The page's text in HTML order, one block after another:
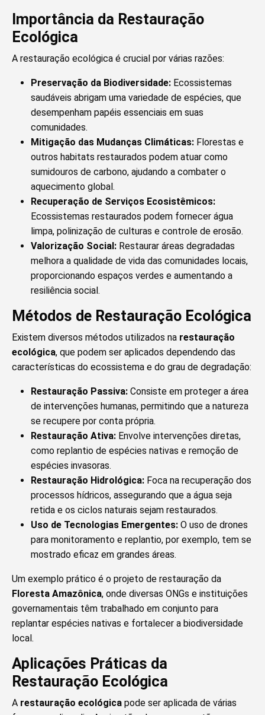
Importância da Restauração
Ecológica
A restauração ecológica é crucial por várias razões:
Preservação da Biodiversidade: Ecossistemas
saudáveis abrigam uma variedade de espécies, que
desempenham papéis essenciais em suas
comunidades.
Mitigação das Mudanças Climáticas: Florestas e
outros habitats restaurados podem atuar como
sumidouros de carbono, ajudando a combater o
aquecimento global.
Recuperação de Serviços Ecosistêmicos:
Ecossistemas restaurados podem fornecer água
limpa, polinização de culturas e controle de erosão.
Valorização Social: Restaurar áreas degradadas
melhora a qualidade de vida das comunidades locais,
proporcionando espaços verdes e aumentando a
resiliência social.
Métodos de Restauração Ecológica
Existem diversos métodos utilizados na restauração
ecológica, que podem ser aplicados dependendo das
características do ecossistema e do grau de degradação:
Restauração Passiva: Consiste em proteger a área
de intervenções humanas, permitindo que a natureza
se recupere por conta própria.
Restauração Ativa: Envolve intervenções diretas,
como replantio de espécies nativas e remoção de
espécies invasoras.
Restauração Hidrológica: Foca na recuperação dos
processos hídricos, assegurando que a água seja
retida e os ciclos naturais sejam restaurados.
Uso de Tecnologias Emergentes: O uso de drones
para monitoramento e replantio, por exemplo, tem se
mostrado eficaz em grandes áreas.
Um exemplo prático é o projeto de restauração da
Floresta Amazônica, onde diversas ONGs e instituições
governamentais têm trabalhado em conjunto para
replantar espécies nativas e fortalecer a biodiversidade
local.
Aplicações Práticas da
Restauração Ecológica
A restauração ecológica pode ser aplicada de várias